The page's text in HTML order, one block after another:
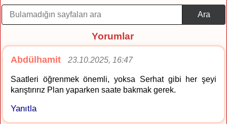
Ara
Yorumlar
Abdülhamit 23.10.2025, 16:47
Saatleri öğrenmek önemli, yoksa Serhat gibi her şeyi
karıştırırız Plan yaparken saate bakmak gerek.
Yanıtla